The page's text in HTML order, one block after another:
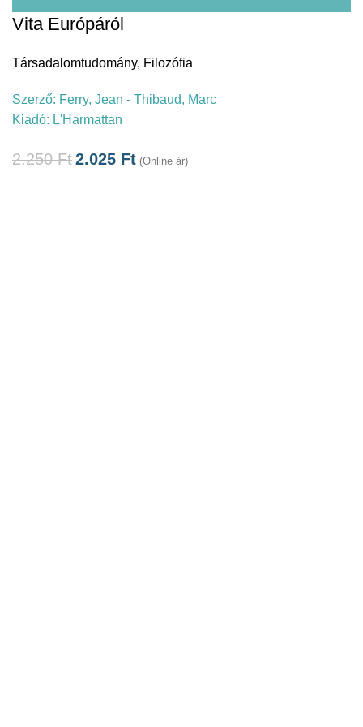
Vita Európáról
Társadalomtudomány, Filozófia
Szerző: Ferry, Jean - Thibaud, Marc
Kiadó: L'Harmattan
2.250Ft2.025 Ft (Online ár)